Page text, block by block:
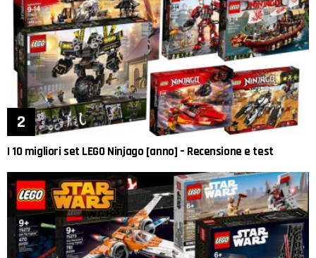
I 10 migliori set LEGO Ninjago [anno] – Recensione e test